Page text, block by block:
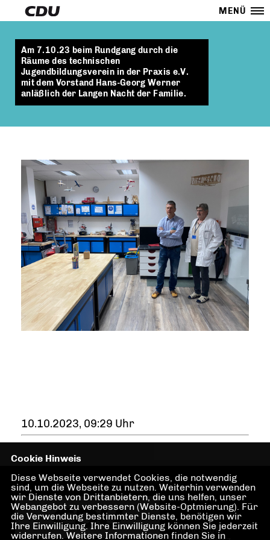
MENÜ
Am 7.10.23 beim Rundgang durch die
Räume des technischen
Jugendbildungsverein in der Praxis e.V.
mit dem Vorstand Hans-Georg Werner
anläßlich der Langen Nacht der Familie.
10.10.2023, 09:29 Uhr
IMPRESSUM
Cookie Hinweis
Diese Webseite verwendet Cookies, die notwendig
sind, um die Webseite zu nutzen. Weiterhin verwenden
wir Dienste von Drittanbietern, die uns helfen, unser
Webangebot zu verbessern (Website-Optmierung). Für
die Verwendung bestimmter Dienste, benötigen wir
Ihre Einwilligung. Ihre Einwilligung können Sie jederzeit
widerrufen. Weitere Informationen finden Sie in